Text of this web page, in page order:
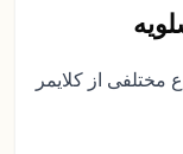
مختلفی از کلایمر